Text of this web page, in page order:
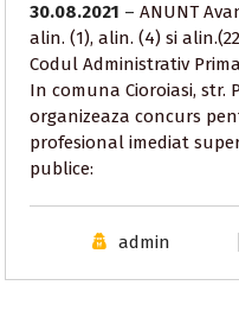
30.08.2021 – ANUNT
alin. (1), alin. (4) si
Codul Administrativ
In comuna Cioroiasi, str.
organizeaza concurs
profesional imediat
publice:
admin